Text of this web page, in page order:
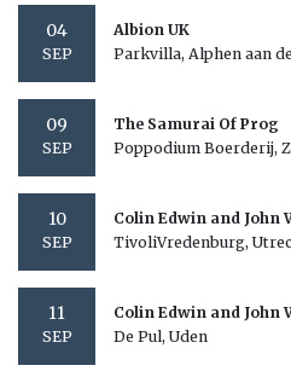
04
SEP
Albion UK
Parkvilla, Alphen aan
09
SEP
The Samurai Of Prog
Poppodium Boerderij,
10
SEP
Colin Edwin and John
TivoliVredenburg,
11
SEP
Colin Edwin and John
De Pul, Uden